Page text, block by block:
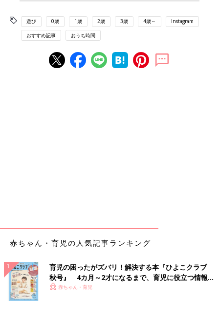
遊び 0歳 1歳 2歳 3歳 4歳～ Instagram
おすすめ記事 おうち時間
赤ちゃん・育児の人気記事ランキング
育児の困ったがズバリ！解決する本『ひよこクラブ
秋号』 4カ月～2才になるまで、育児に役立つ情報が
いっぱい！
赤ちゃん・育児